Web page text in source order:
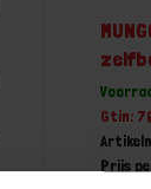
Gtin:
Prijs